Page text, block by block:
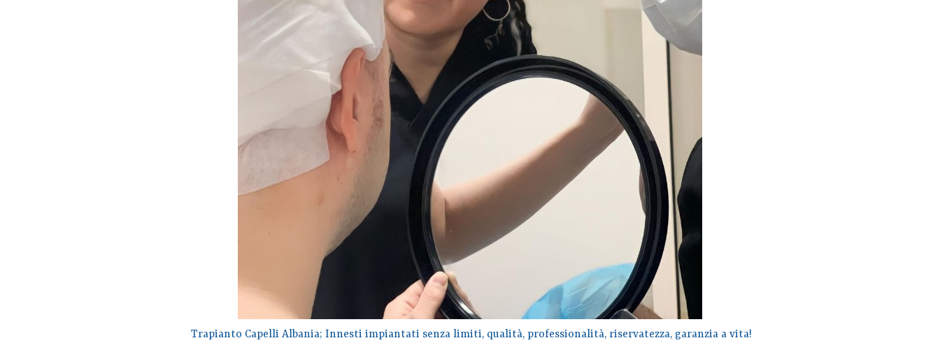
Trapianto Capelli Albania; Innesti impiantati senza limiti, qualità, professionalità, riservatezza, garanzia a vita!